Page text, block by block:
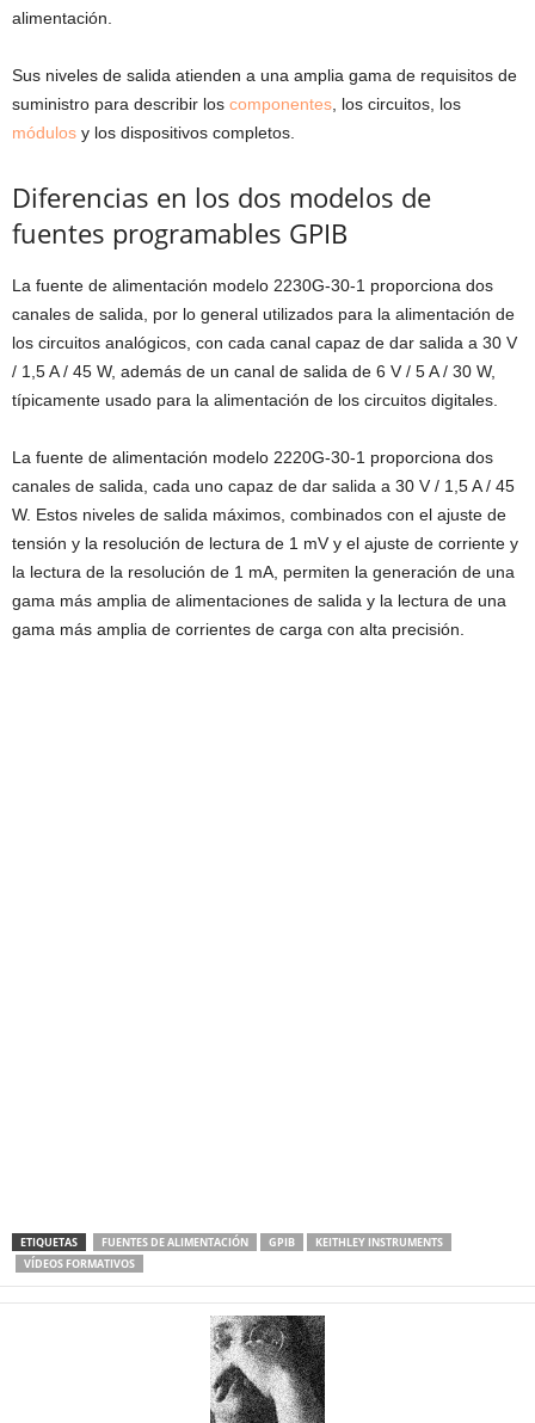
alimentación.
Sus niveles de salida atienden a una amplia gama de requisitos de
suministro para describir los componentes , los circuitos, los
módulos y los dispositivos completos.
Diferencias en los dos modelos de
fuentes programables GPIB
La fuente de alimentación modelo 2230G-30-1 proporciona dos
canales de salida, por lo general utilizados para la alimentación de
los circuitos analógicos, con cada canal capaz de dar salida a 30 V
/ 1,5 A / 45 W, además de un canal de salida de 6 V / 5 A / 30 W,
típicamente usado para la alimentación de los circuitos digitales.
La fuente de alimentación modelo 2220G-30-1 proporciona dos
canales de salida, cada uno capaz de dar salida a 30 V / 1,5 A / 45
W. Estos niveles de salida máximos, combinados con el ajuste de
tensión y la resolución de lectura de 1 mV y el ajuste de corriente y
la lectura de la resolución de 1 mA, permiten la generación de una
gama más amplia de alimentaciones de salida y la lectura de una
gama más amplia de corrientes de carga con alta precisión.
ETIQUETAS FUENTES DE ALIMENTACIÓN GPIB
KEITHLEY INSTRUMENTS
VÍDEOS FORMATIVOS